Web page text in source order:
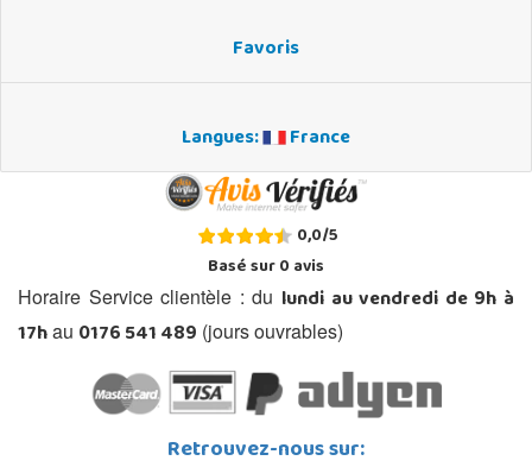
Favoris
Langues: France
0,0/5
Basé sur0avis
Horaire Service clientèle : du lundi au vendredi de 9h à
17hau 0176 541 489 (jours ouvrables)
Retrouvez-nous sur: